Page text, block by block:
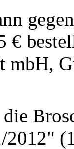
€
mbH,
2012"